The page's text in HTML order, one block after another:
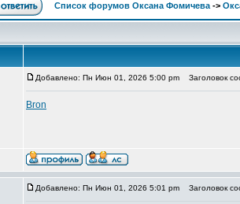
Список форумов Оксана Фомичева ->
Добавлено: Пн Июн 01, 2026 5:00 pm Заголовок
Bron
Добавлено: Пн Июн 01, 2026 5:01 pm Заголовок